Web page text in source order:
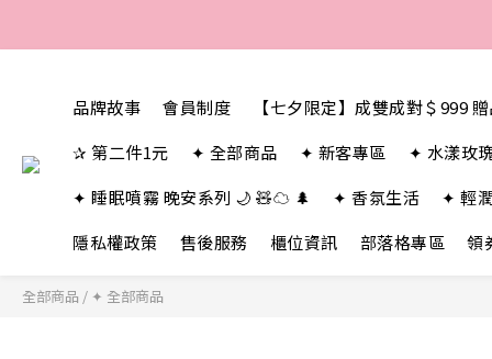
品牌故事 會員制度
【七夕限定】成雙成對＄999
✰ 第二件1元
✦ 全部商品 ✦ 新客專區
✦ 水漾玫
✦ 睡眠噴霧 晚安系列 🌙 🧸☁️ 🌲
✦ 香氛生活
✦ 輕
隱私權政策
售後服務 櫃位資訊 部落格專區 領
全部商品 / ✦ 全部商品